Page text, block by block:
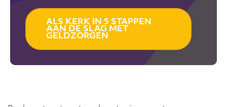
ALS KERK IN 5 STAPPEN
AAN DE SLAG MET
GELDZORGEN